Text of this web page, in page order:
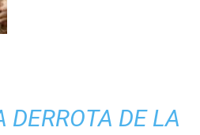
DERROTA DE LA